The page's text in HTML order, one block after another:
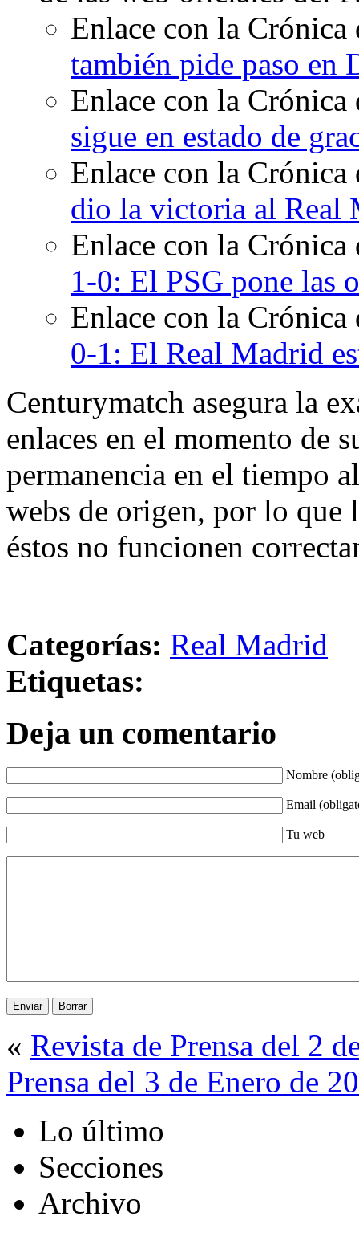
Enlace con la
también pide paso en
Enlace con la
sigue en estado de
Enlace con la
dio la victoria al Real
Enlace con la
1-0: El PSG pone las
Enlace con la
0-1: El Real Madrid
Centurymatch asegura la
enlaces en el momento de
permanencia en el tiempo
webs de origen, por lo que
éstos no funcionen
Categorías: Real Madrid
Etiquetas:
Deja un comentario
Nombre
Email
Tu web
« Revista de Prensa del 2
Prensa del 3 de Enero de
Lo último
Secciones
Archivo